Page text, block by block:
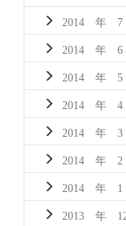
2014 年
2014 年
2014 年
2014 年
2014 年
2014 年
2014 年
2013 年